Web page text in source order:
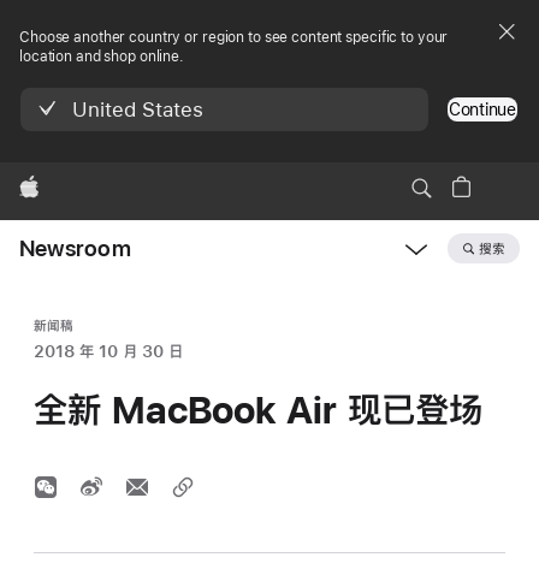
Choose another country or region to see content specific to your
location and shop online.
United States Continue
Apple
Newsroom 搜索
新闻稿
2018 年 10 月 30 日
全新 MacBook Air 现已登场